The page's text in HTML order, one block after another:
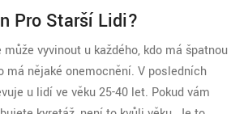
Pro Starší Lidi?
vyvinout u každého, kdo má špatnou
má nějaké onemocnění. V posledních
u lidí ve věku 25-40 let. Pokud vám